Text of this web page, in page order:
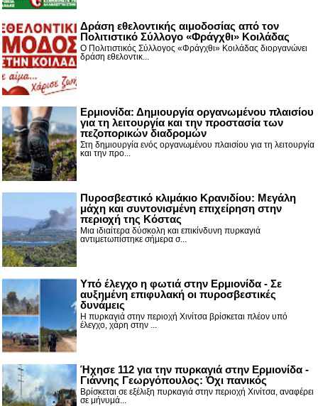
Δράση εθελοντικής αιμοδοσίας από τον
Πολιτιστικό Σύλλογο «Φράγχθι» Κοιλάδας
Ο Πολιτιστικός Σύλλογος «Φράγχθι» Κοιλάδας διοργανώνει
δράση εθελοντικ...
Ερμιονίδα: Δημιουργία οργανωμένου πλαισίου
για τη λειτουργία και την προστασία των
πεζοπορικών διαδρομών
Στη δημιουργία ενός οργανωμένου πλαισίου για τη λειτουργία
και την προ...
Πυροσβεστικό κλιμάκιο Κρανιδίου: Μεγάλη
μάχη και συντονισμένη επιχείρηση στην
περιοχή της Κόστας
Μια ιδιαίτερα δύσκολη και επικίνδυνη πυρκαγιά
αντιμετωπίστηκε σήμερα σ...
Υπό έλεγχο η φωτιά στην Ερμιονίδα - Σε
αυξημένη επιφυλακή οι πυροσβεστικές
δυνάμεις
Η πυρκαγιά στην περιοχή Χινίτσα βρίσκεται πλέον υπό
έλεγχο, χάρη στην ...
Ήχησε 112 για την πυρκαγιά στην Ερμιονίδα -
Γιάννης Γεωργόπουλος: Όχι πανικός
Βρίσκεται σε εξέλιξη πυρκαγιά στην περιοχή Χινίτσα, αναφέρει
σε μήνυμά...